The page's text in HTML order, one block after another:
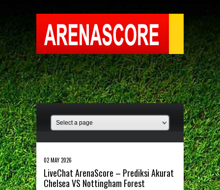
02 MAY 2026
LiveChat ArenaScore – Prediksi Akurat
Chelsea VS Nottingham Forest